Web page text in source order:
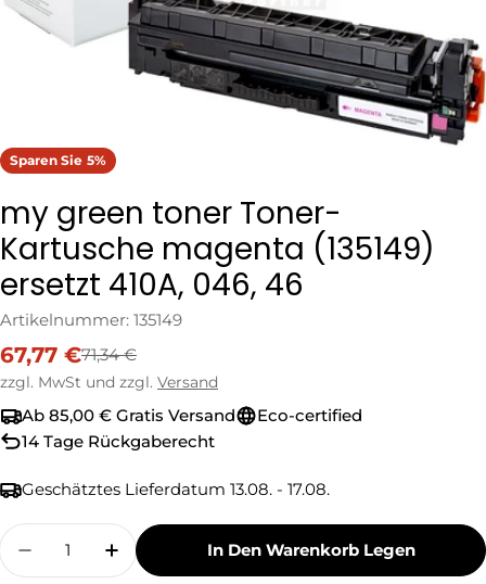
Sparen Sie 5%
my green toner Toner-
Kartusche magenta (135149)
ersetzt 410A, 046, 46
Artikelnummer: 135149
Verkaufspreis
67,77 €
Regulärer
Preis
71,34 €
zzgl. MwSt und zzgl. Versand
Ab 85,00 € Gratis Versand
Eco-certified
14 Tage Rückgaberecht
Geschätztes Lieferdatum 13.08. - 17.08.
Menge
Menge Für My Green Toner Toner-
Menge Für My Green Toner Toner-
In Den Warenkorb Legen